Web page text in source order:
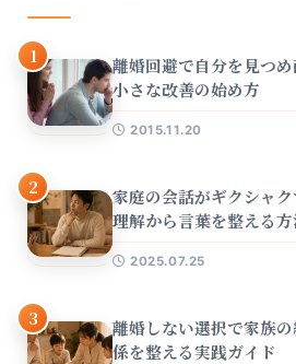
1
離婚回避で自分を見つ
小さな改善の始め方
2015.11.20
2
家庭の会話がギクシャ
理解から言葉を整える
2025.07.25
3
離婚しない選択で家族
係を整える実践ガイド